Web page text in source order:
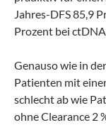
Jahres-DFS 85,9
Prozent bei
Genauso wie in
Patienten mit
schlecht ab wie
ohne Clearance 2